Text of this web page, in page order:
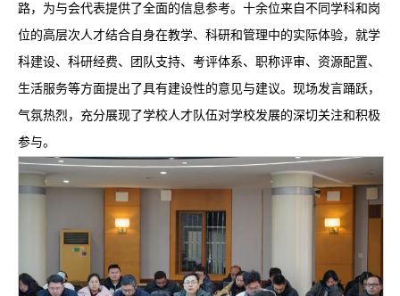
路，为与会代表提供了全面的信息参考。十余位来自不同学科和岗
位的高层次人才结合自身在教学、科研和管理中的实际体验，就学
科建设、科研经费、团队支持、考评体系、职称评审、资源配置、
生活服务等方面提出了具有建设性的意见与建议。现场发言踊跃，
气氛热烈，充分展现了学校人才队伍对学校发展的深切关注和积极
参与。